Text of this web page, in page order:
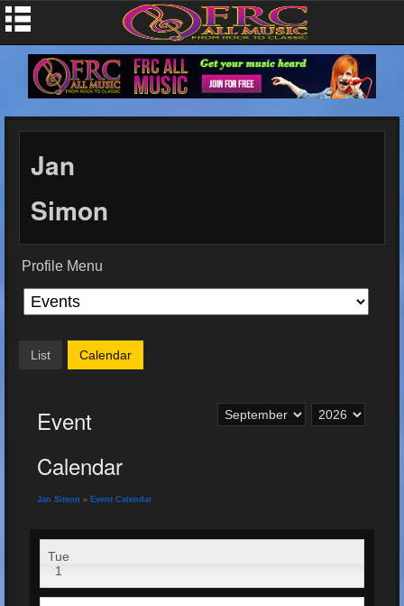
Jan
Simon
Profile Menu
List Calendar
Event
Calendar
Jan Simon » Event Calendar
Tue
1